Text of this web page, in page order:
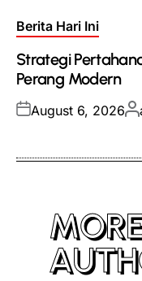
Posted
Berita Hari Ini
Strategi
Perang Modern
Posted
August 6, 2026